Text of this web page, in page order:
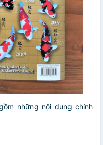
những nội dung chính